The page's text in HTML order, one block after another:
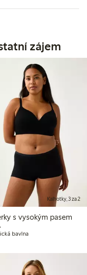
zájem
Kalhotky, 3 za 2
s vysokým pasem
249,00 Kč
bavlna